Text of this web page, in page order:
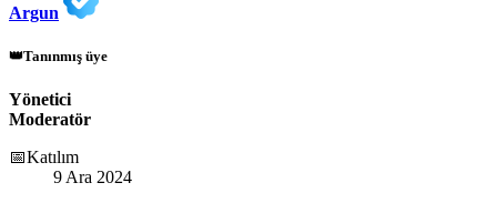
Argun
👑Tanınmış üye
Yönetici
Moderatör
📅Katılım
9 Ara 2024